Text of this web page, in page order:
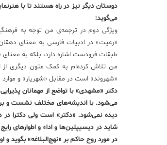
دوستان دیگر نیز در راه هستند تا با
می‌گوید:
«رعیت» در ادبیات فارسی به معنای
طبقات فرودست اشاره دارد، بلکه به
من تلاش کرده‌ام به کمک متون دیگری از
«شهروند» است در مقابل «شهریار» و
دکتر «مشهدی» با تواضع از مهمانان
دیده نمی‌شود. «دکتر» است ولی دکترا
شاید در دیسیپلین‌ها و اداء و اطوارهای
در مورد روح حاکم بر «نهج‌البلاغه» بگوید